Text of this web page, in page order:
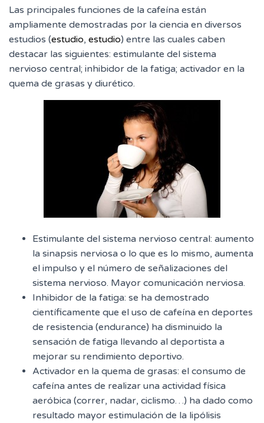
Las principales funciones de la cafeína están
ampliamente demostradas por la ciencia en diversos
estudios (estudio, estudio) entre las cuales caben
destacar las siguientes: estimulante del sistema
nervioso central; inhibidor de la fatiga; activador en la
quema de grasas y diurético.
Estimulante del sistema nervioso central: aumento
la sinapsis nerviosa o lo que es lo mismo, aumenta
el impulso y el número de señalizaciones del
sistema nervioso. Mayor comunicación nerviosa.
Inhibidor de la fatiga: se ha demostrado
científicamente que el uso de cafeína en deportes
de resistencia (endurance) ha disminuido la
sensación de fatiga llevando al deportista a
mejorar su rendimiento deportivo.
Activador en la quema de grasas: el consumo de
cafeína antes de realizar una actividad física
aeróbica (correr, nadar, ciclismo…) ha dado como
resultado mayor estimulación de la lipólisis